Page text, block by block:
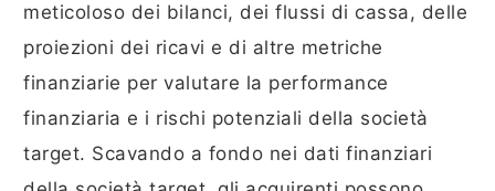
meticoloso dei bilanci, dei flussi di cassa, delle
proiezioni dei ricavi e di altre metriche
finanziarie per valutare la performance
finanziaria e i rischi potenziali della società
target. Scavando a fondo nei dati finanziari